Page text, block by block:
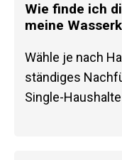
Wie finde ich
meine
Wähle je nach
ständiges
Single-